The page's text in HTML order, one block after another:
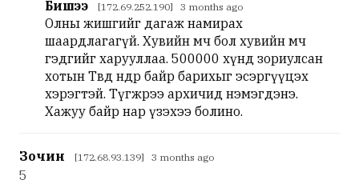
Бишээ [172.69.252.190] 3 months ago
Олны жишгийг дагаж намирах
шаардлагагүй. Хувийн өмч бол хувийн өмч
гэдгийг харууллаа. 500000 хүнд зориулсан
хотын Төвд өндөр байр барихыг эсэргүүцэх
хэрэгтэй. Түгжрээ архичид нэмэгдэнэ.
Хажуу байр нар үзэхээ болино.
Зочин [172.68.93.139] 3 months ago
5